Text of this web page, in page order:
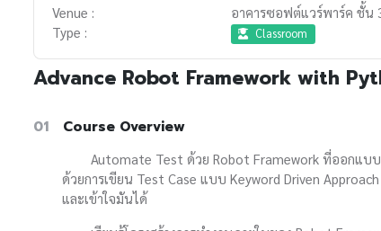
Venue :
อาคารซอฟต์แวร์พาร์ค ชั้น
Type :
Classroom
Advance Robot Framework with
01 Course Overview
Automate Test ด้วย Robot Framework ที่ออกแบบม
ด้วยการเขียน Test Case แบบ Keyword Driven
และเข้าใจมันได้